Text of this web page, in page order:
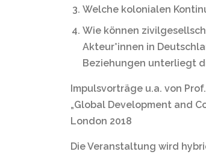
Welche kolonialen
Wie können
Akteur*innen in
Beziehungen unterliegt
Impulsvorträge u.a. von
„Global Development and
London 2018
Die Veranstaltung wird